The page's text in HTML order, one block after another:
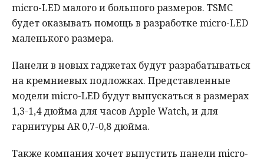
micro-LED малого и большого размеров. TSMC
будет оказывать помощь в разработке micro-LED
маленького размера.
Панели в новых гаджетах будут разрабатываться
на кремниевых подложках. Представленные
модели micro-LED будут выпускаться в размерах
1,3-1,4 дюйма для часов Apple Watch, и для
гарнитуры AR 0,7-0,8 дюйма.
Также компания хочет выпустить панели micro-